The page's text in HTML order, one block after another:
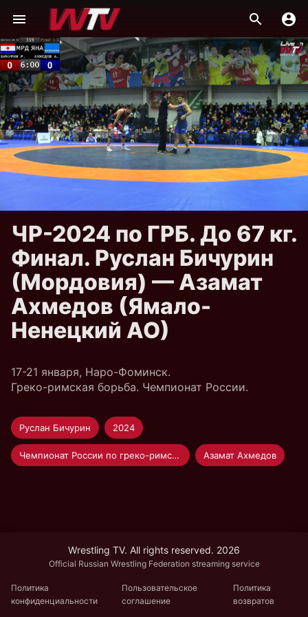
ЧР-2024 по ГРБ. До 67 кг.
Финал. Руслан Бичурин
(Мордовия) — Азамат
Ахмедов (Ямало-
Ненецкий АО)
17-21 января, Наро-Фоминск.
Греко-римская борьба. Чемпионат России.
Руслан Бичурин 2024
Чемпионат России по греко-римской борьбе Азамат Ахмедов
Wrestling TV. All rights reserved. 2026
Official Russian Wrestling Federation streaming service
Политика
конфиденциальности
Пользовательское
соглашение
Политика
возвратов